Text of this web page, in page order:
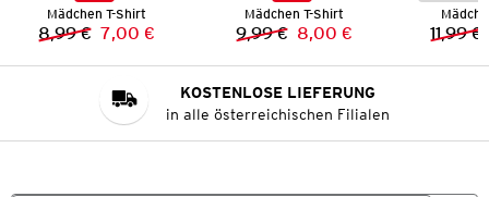
Mädchen T-Shirt
Vorheriger Preis:
8,99 € Neuer Preis:
7,00 €
Mädchen T-Shirt
Vorheriger Preis:
9,99 € Neuer Preis:
8,00 € 11,99 €
KOSTENLOSE LIEFERUNG
in alle österreichischen Filialen